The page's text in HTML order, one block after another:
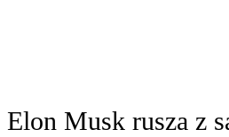
Elon Musk rusza z